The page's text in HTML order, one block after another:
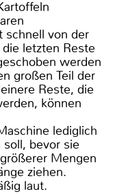
schnell von der
letzten Reste
werden
großen Teil der
Reste, die
können
lediglich
bevor sie
Mengen
ziehen.
laut.